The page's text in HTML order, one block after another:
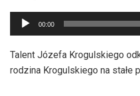
Odtwarzacz
plików
dźwiękowych
00:00
Talent Józefa Krogulskiego
rodzina Krogulskiego na stałe